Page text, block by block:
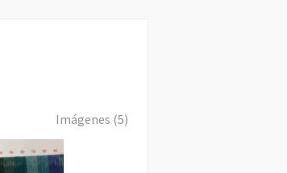
Imágenes (5)